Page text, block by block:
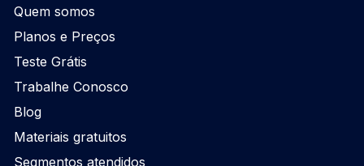
Quem somos
Planos e Preços
Teste Grátis
Trabalhe Conosco
Blog
Materiais gratuitos
Segmentos atendidos